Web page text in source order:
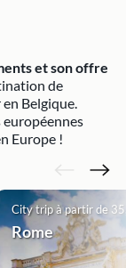
et son offre
de
Belgique.
Europe !
City trip à partir de
Rome